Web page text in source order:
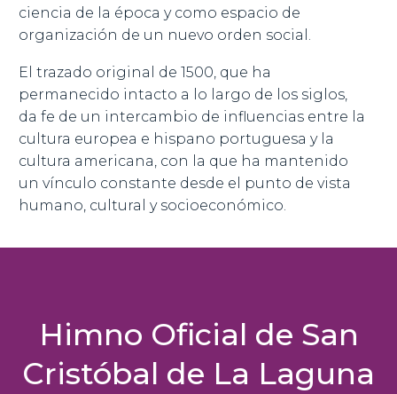
ciencia de la época y como espacio de
organización de un nuevo orden social.
El trazado original de 1500, que ha
permanecido intacto a lo largo de los siglos,
da fe de un intercambio de influencias entre la
cultura europea e hispano portuguesa y la
cultura americana, con la que ha mantenido
un vínculo constante desde el punto de vista
humano, cultural y socioeconómico.
Himno Oficial de San
Cristóbal de La Laguna